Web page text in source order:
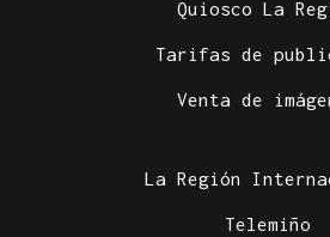
Quiosco La
Tarifas de
Venta de
La Región
Telemiño